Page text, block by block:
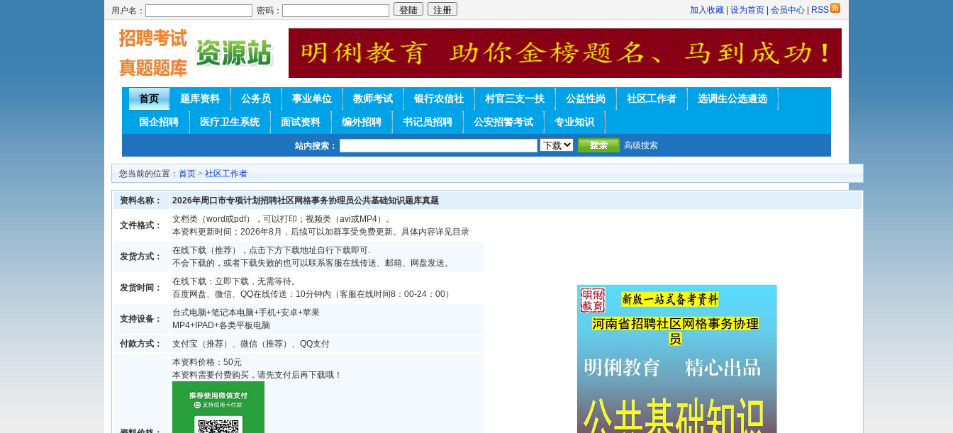
用户名： 密码： 加入收藏 设为首页 会员中心 RSS
首页 题库资料 公务员 事业单位 教师考试 银行农信社 村官三支一扶 公益性岗 社区工作者 选调生公选遴选
国企招聘 医疗卫生系统 面试资料 编外招聘 书记员招聘 公安招警考试 专业知识
站内搜索： 高级搜索
您当前的位置： 首页 > 社区工作者
资料名称： 2026年周口市专项计划招聘社区网格事务协理员公共基础知识题库真题
文件格式：
文档类（word或pdf），可以打印；视频类（avi或MP4）。
本资料更新时间；2026年8月，后续可以加群享受免费更新。具体内容详见目录
发货方式：
在线下载（推荐），点击下方下载地址自行下载即可.
不会下载的，或者下载失败的也可以联系客服在线传送、邮箱、网盘发送。
发货时间：
在线下载：立即下载，无需等待。
百度网盘、微信、QQ在线传送：10分钟内（客服在线时间8：00-24：00）
支持设备：
台式电脑+笔记本电脑+手机+安卓+苹果
MP4+IPAD+各类平板电脑
付款方式：
支付宝（推荐）、微信（推荐）、QQ支付
本资料价格：50元
本资料需要付费购买，请先支付后再下载哦！